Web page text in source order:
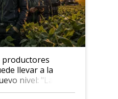
productores
llevar a la
nivel: "Las
son